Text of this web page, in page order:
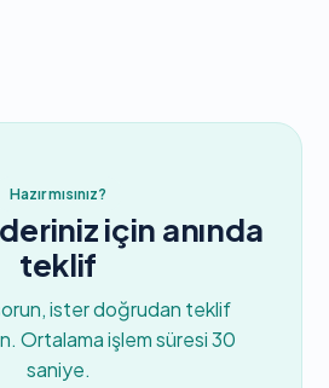
Hazır mısınız?
için anında
teklif
ister doğrudan teklif
Ortalama işlem süresi 30
saniye.